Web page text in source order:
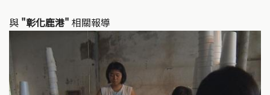
與 "彰化鹿港" 相關報導